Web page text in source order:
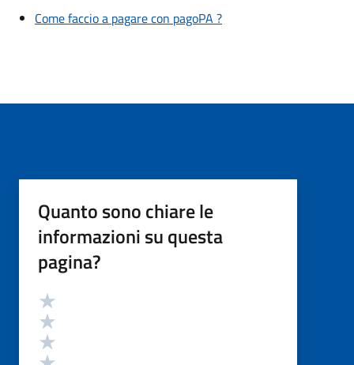
Come faccio a pagare con pagoPA ?
Quanto sono chiare le
informazioni su questa
pagina?
Valutazione